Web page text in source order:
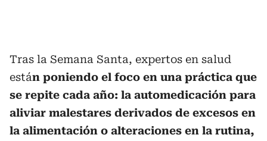
Tras la Semana Santa, expertos en salud
están poniendo el foco en una práctica que
se repite cada año: la automedicación para
aliviar malestares derivados de excesos en
la alimentación o alteraciones en la rutina,